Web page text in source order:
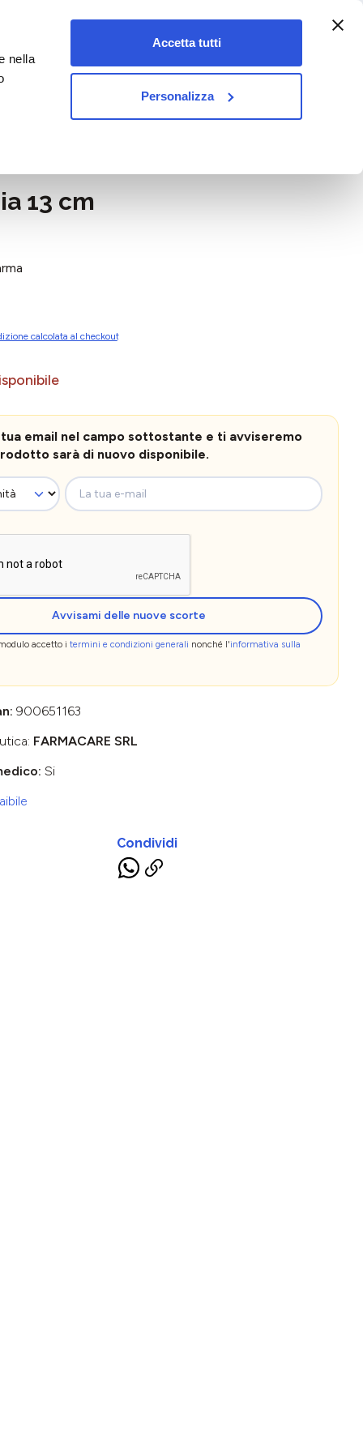
nella
Accetta tutti
Personalizza
vet&pet
13 cm
calcolata al checkout
email nel campo sottostante e ti avviseremo
sarà di nuovo disponibile.
La tua e-mail
Avvisami delle nuove scorte
accetto i termini e condizioni generali nonché l'informativa sulla
900651163
FARMACARE SRL
Si
Condividi